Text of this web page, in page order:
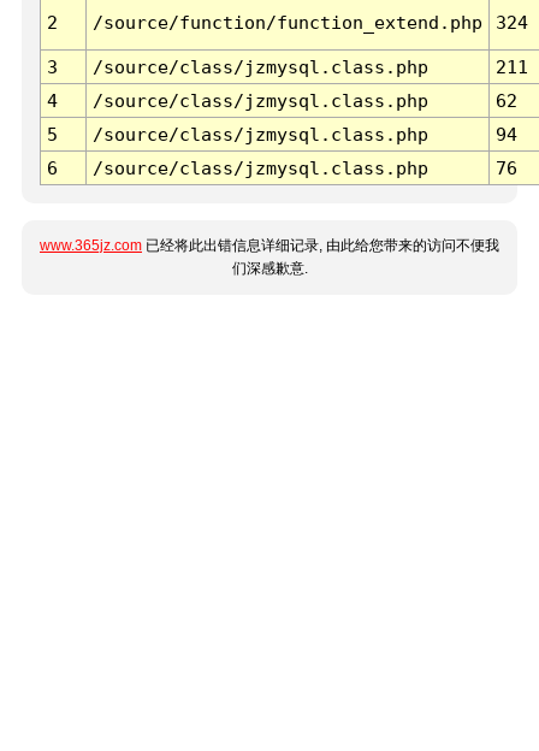
2 /source/function/function_extend.php 324
3 /source/class/jzmysql.class.php
211
4
/source/class/jzmysql.class.php
62
5
/source/class/jzmysql.class.php
94
6
/source/class/jzmysql.class.php 76
www.365jz.com 已经将此出错信息详细记录, 由此给您带来的访问不便我
们深感歉意.